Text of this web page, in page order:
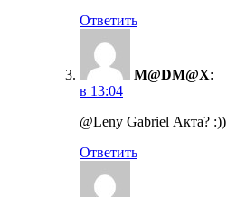
Ответить
M@DM@X:
в 13:04
@Leny Gabriel Акта? :))
Ответить